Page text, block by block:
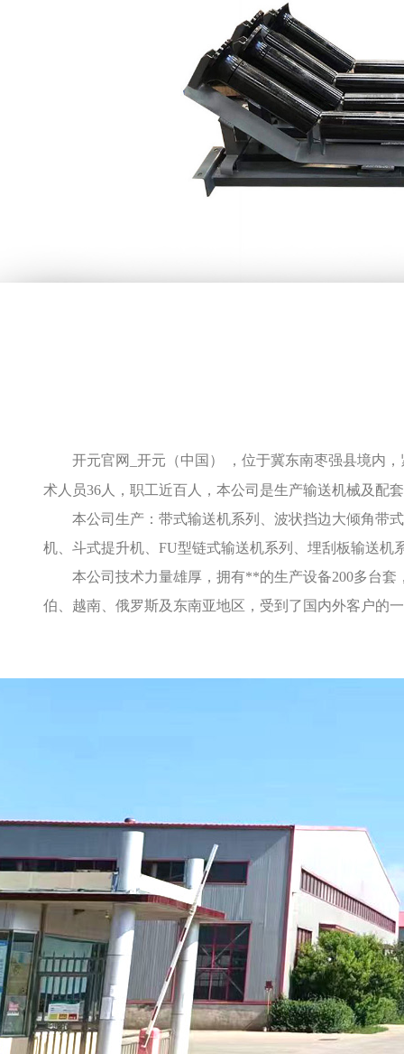
开元官网_开元（中国） ，位于冀东南枣强县境内
术人员36人，职工近百人，本公司是生产输送机械及配
本公司生产：带式输送机系列、波状挡边大倾角带
机、斗式提升机、FU型链式输送机系列、埋刮板输送
本公司技术力量雄厚，拥有**的生产设备200多台
伯、越南、俄罗斯及东南亚地区，受到了国内外客户的